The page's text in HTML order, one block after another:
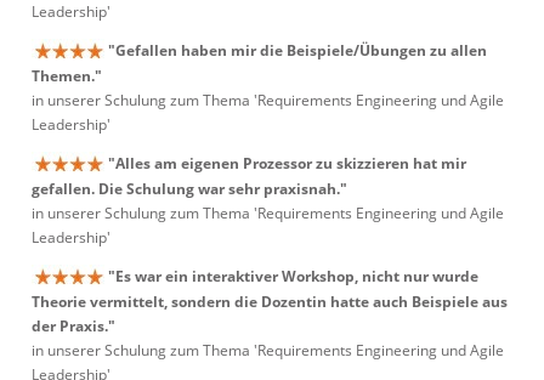
Leadership'
"Gefallen haben mir die Beispiele/Übungen zu allen
Themen."
in unserer Schulung zum Thema 'Requirements Engineering und Agile
Leadership'
"Alles am eigenen Prozessor zu skizzieren hat mir
gefallen. Die Schulung war sehr praxisnah."
in unserer Schulung zum Thema 'Requirements Engineering und Agile
Leadership'
"Es war ein interaktiver Workshop, nicht nur wurde
Theorie vermittelt, sondern die Dozentin hatte auch Beispiele aus
der Praxis."
in unserer Schulung zum Thema 'Requirements Engineering und Agile
Leadership'